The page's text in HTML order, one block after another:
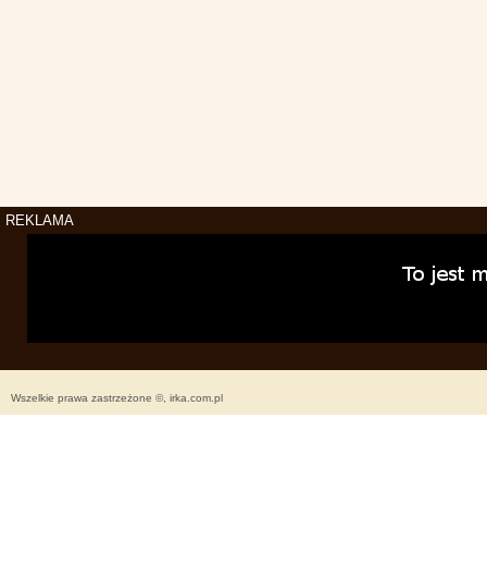
REKLAMA
Wszelkie prawa zastrzeżone ©, irka.com.pl